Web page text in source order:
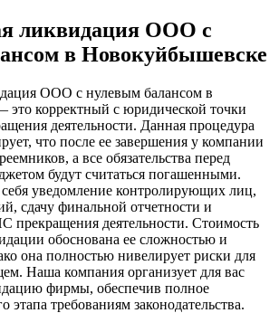
ликвидация ООО с
в Новокуйбышевске
ООО с нулевым балансом в
корректный с юридической точки
деятельности. Данная процедура
что после ее завершения у компании
а все обязательства перед
будут считаться погашенными.
уведомление контролирующих лиц,
сдачу финальной отчетности и
прекращения деятельности. Стоимость
обоснована ее сложностью и
она полностью нивелирует риски для
Наша компания организует для вас
фирмы, обеспечив полное
этапа требованиям законодательства.